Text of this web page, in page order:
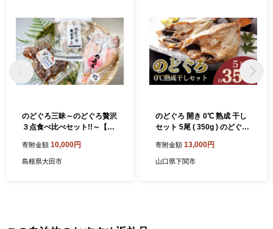
のどぐろ三昧～のどぐろ贅沢
３点食べ比べセット!!～【干
のどぐろ 一夜干し のどぐろ
黄金干し 焼きのどぐろ 3種
寄附金額 10,000円
島根県大田市
のどぐろ 開き 0℃ 熟成 干し
セット 5尾 ( 350g ) のどぐろ
海鮮 冷凍 贈答 贈り物 高級
ご飯のお供 ひもの 魚 脂 とろ
寄附金額 13,000円
山口県下関市